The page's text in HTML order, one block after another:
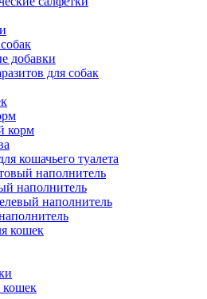
добавки
для собак
корм
кошачьего туалета
наполнитель
наполнитель
наполнитель
кошек